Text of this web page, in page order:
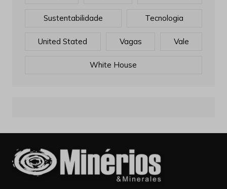
Sustentabilidade Tecnologia
United Stated Vagas Vale
White House